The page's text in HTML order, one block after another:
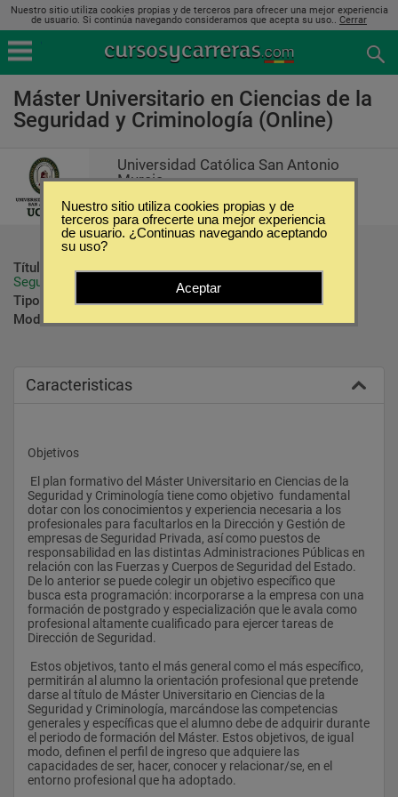
Nuestro sitio utiliza cookies propias y de terceros para ofrecer una mejor experiencia
de usuario. Si continúa navegando consideramos que acepta su uso.. Cerrar
Máster Universitario en Ciencias de la
Seguridad y Criminología (Online)
Universidad Católica San Antonio
Murcia
Título ofrecido:
Máster Universitario en Ciencias de la
Seguridad y Criminología
Tipo:
Maestrías
Modalidad:
Online
Caracteristicas
Objetivos
Seguridad y Criminología tiene como objetivo  fundamental
dotar con los conocimientos y experiencia necesaria a los
profesionales para facultarlos en la Dirección y Gestión de
empresas de Seguridad Privada, así como puestos de
responsabilidad en las distintas Administraciones Públicas en
relación con las Fuerzas y Cuerpos de Seguridad del Estado.
De lo anterior se puede colegir un objetivo específico que
busca esta programación: incorporarse a la empresa con una
formación de postgrado y especialización que le avala como
profesional altamente cualificado para ejercer tareas de
Dirección de Seguridad.
permitirán al alumno la orientación profesional que pretende
darse al título de Máster Universitario en Ciencias de la
Seguridad y Criminología, marcándose las competencias
generales y específicas que el alumno debe de adquirir durante
el periodo de formación del Máster. Estos objetivos, de igual
modo, definen el perfil de ingreso que adquiere las
capacidades de ser, hacer, conocer y relacionar/se, en el
entorno profesional que ha adoptado.
Nuestro sitio utiliza cookies propias y de
terceros para ofrecerte una mejor experiencia
de usuario. ¿Continuas navegando aceptando
su uso?
Aceptar